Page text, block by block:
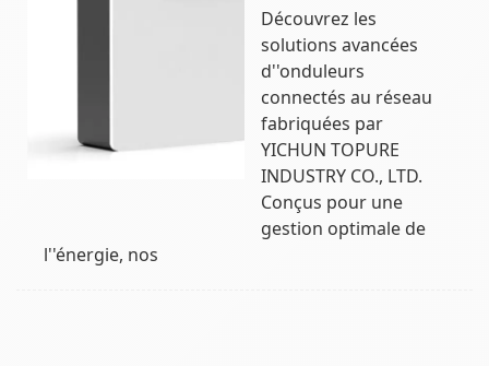
Découvrez les
solutions avancées
d''onduleurs
connectés au réseau
fabriquées par
YICHUN TOPURE
INDUSTRY CO., LTD.
Conçus pour une
gestion optimale de
l''énergie, nos